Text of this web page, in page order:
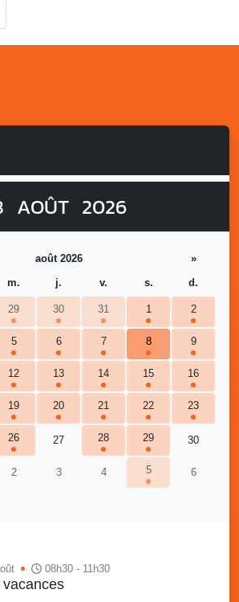
AOÛT 2026
août 2026
»
m. j. v. s. d.
29 30 31 1 2
5 6 7 8 9
12 13 14 15 16
19 20 21 22 23
26 27 28 29 30
2 3 4 5 6
08h30 - 11h30